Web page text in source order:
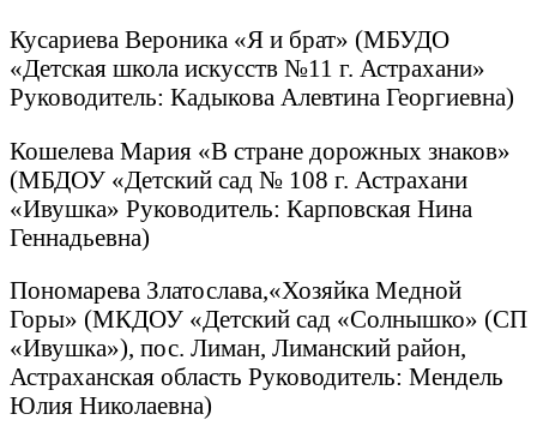
Кусариева Вероника «Я и брат» (МБУДО
«Детская школа искусств №11 г. Астрахани»
Руководитель: Кадыкова Алевтина Георгиевна)
Кошелева Мария «В стране дорожных знаков»
(МБДОУ «Детский сад № 108 г. Астрахани
«Ивушка» Руководитель: Карповская Нина
Геннадьевна)
Пономарева Златослава,«Хозяйка Медной
Горы» (МКДОУ «Детский сад «Солнышко» (СП
«Ивушка»), пос. Лиман, Лиманский район,
Астраханская область Руководитель: Мендель
Юлия Николаевна)